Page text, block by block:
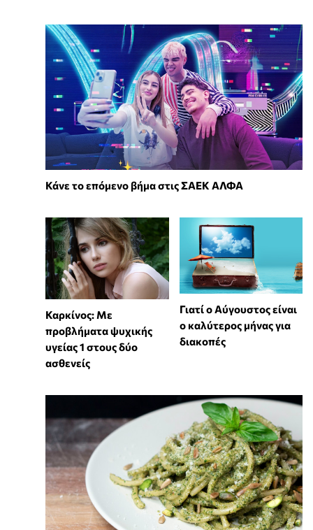
Κάνε το επόμενο βήμα στις ΣΑΕΚ ΑΛΦΑ
Καρκίνος: Με
προβλήματα ψυχικής
υγείας 1 στους δύο
ασθενείς
Γιατί ο Αύγουστος είναι
ο καλύτερος μήνας για
διακοπές